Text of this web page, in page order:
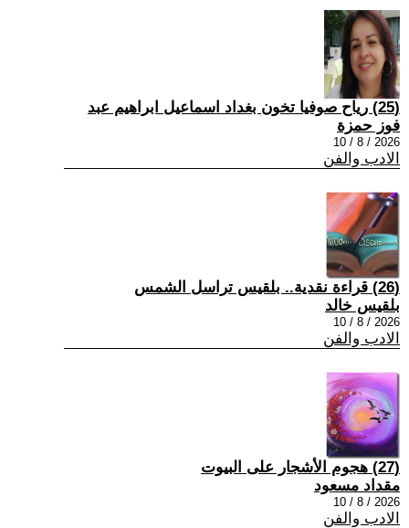
(25) رياح صوفيا تخون بغداد اسماعيل ابراهيم عبد
فوز حمزة
2026 / 8 / 10
الادب والفن
(26) قراءة نقدية.. بلقيس تراسل الشمس
بلقيس خالد
2026 / 8 / 10
الادب والفن
(27) هجوم الأشجار على البيوت
مقداد مسعود
2026 / 8 / 10
الادب والفن